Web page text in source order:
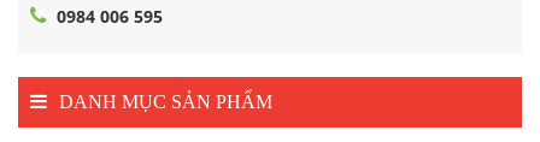
0984 006 595
DANH MỤC SẢN PHẨM